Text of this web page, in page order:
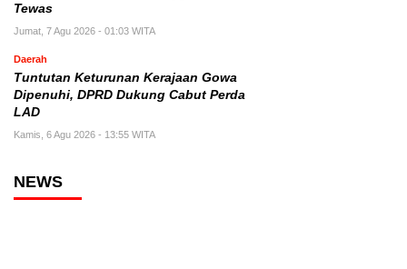
Tewas
Jumat, 7 Agu 2026 - 01:03 WITA
Daerah
Tuntutan Keturunan Kerajaan Gowa
Dipenuhi, DPRD Dukung Cabut Perda
LAD
Kamis, 6 Agu 2026 - 13:55 WITA
NEWS